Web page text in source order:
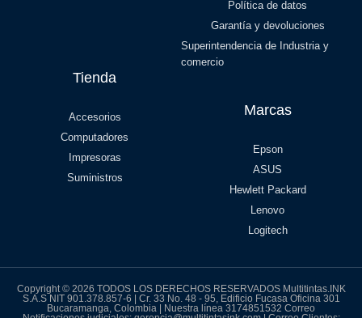
Política de datos
Garantía y devoluciones
Superintendencia de Industria y
comercio
Tienda
Accesorios
Computadores
Impresoras
Suministros
Marcas
Epson
ASUS
Hewlett Packard
Lenovo
Logitech
Copyright © 2026 TODOS LOS DERECHOS RESERVADOS Multitintas.INK
S.A.S NIT 901.378.857-6 | Cr. 33 No. 48 - 95, Edificio Fucasa Oficina 301
Bucaramanga, Colombia | Nuestra línea 3174851532 Correo